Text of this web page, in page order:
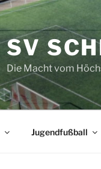
SV
Die Macht vom
Jugendfußball